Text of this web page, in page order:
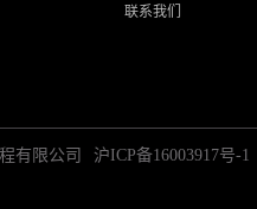
联系我们
有限公司 沪ICP备16003917号-1